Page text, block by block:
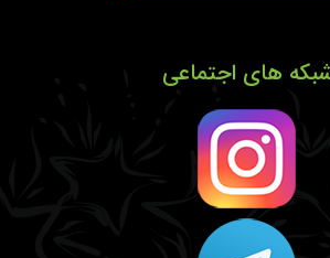
های اجتماعی